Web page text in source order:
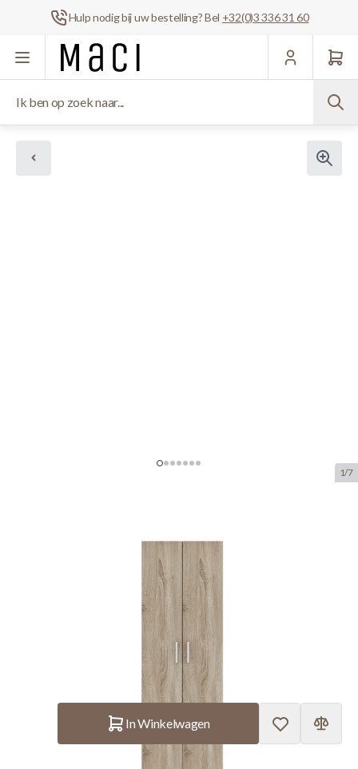
Hulp nodig bij uw bestelling? Bel +32(0)3 336 31 60
Ga naar de inhoud
1/7
Kledingkast 'Mila' - 2 Deuren & 4
Legplanken | Sonoma Eik |
180x60x42 cm
manufacturer:Interiax
In Winkelwagen